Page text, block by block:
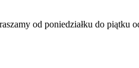
od poniedziałku do piątku